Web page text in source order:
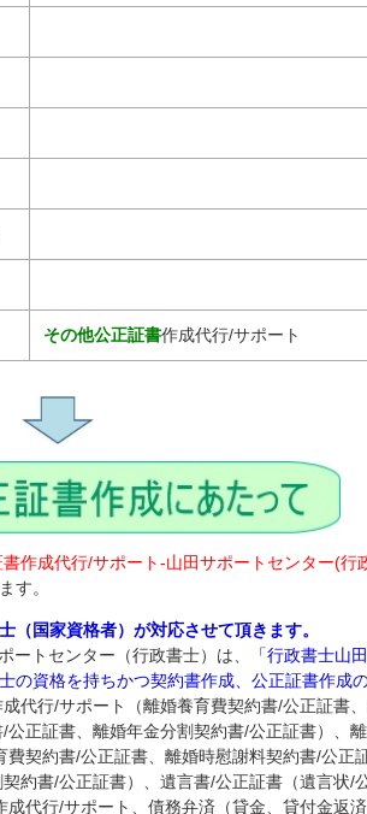
その他公正証書作成代行/サポート
書作成代行/サポート‐山田サポートセンター(行
す。
（国家資格者）が対応させて頂きます。
ートセンター（行政書士）は、
「行政書士山
の資格を持ちかつ契約書作成、公正証書作成
代行/サポート（離婚養育費契約書/公正証書
正証書、離婚年金分割契約書/公正証書）、
契約書/公正証書、離婚時慰謝料契約書/公正
約書/公正証書）、遺言書/公正証書（遺言状/
代行/サポート、債務弁済（貸金、貸付金返